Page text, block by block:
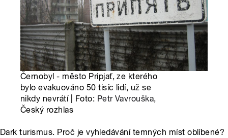
Černobyl - město Pripjať, ze kterého
bylo evakuováno 50 tisíc lidí, už se
nikdy nevrátí | Foto: Petr Vavrouška,
Český rozhlas
Dark turismus. Proč je vyhledávání temných míst oblíbené?